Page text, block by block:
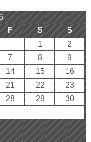
F S
S
1
2
7 8
9
14 15
16
21 22
23
28 29
30